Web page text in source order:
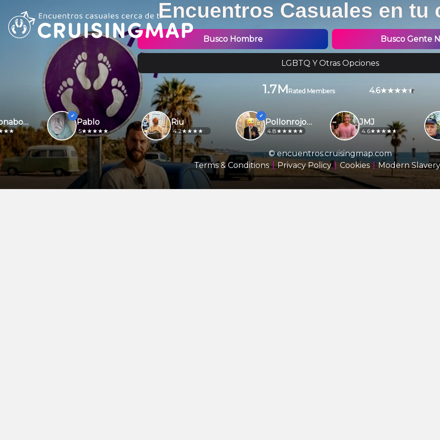
Encuentros Casuales en tu
Busco Hombre Busco Gente
LGBTQ Y Otras Opciones
1.7MRated Members 4.6
JMJ
4.6
PollonrojoBCN
4.8
Riu
4.2
Pablo
5
Motonabo69
© encuentros.cruisingmap.com
Terms & Conditions
Privacy Policy Cookies Modern